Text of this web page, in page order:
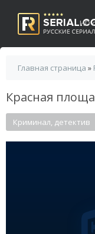
HD
Главная страница »
Красная
Криминал, детектив